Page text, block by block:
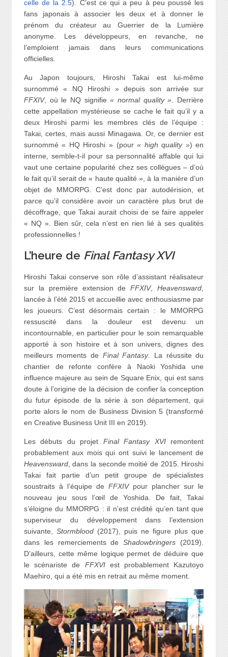
celle de la 2.5). C’est ce qui a peu à peu poussé les
fans japonais à associer les deux et à donner le
prénom du créateur au Guerrier de la Lumière
anonyme. Les développeurs, en revanche, ne
l’emploient jamais dans leurs communications
officielles.
Au Japon toujours, Hiroshi Takai est lui-même
surnommé « NQ Hiroshi » depuis son arrivée sur
FFXIV, où le NQ signifie« normal quality ». Derrière
cette appellation mystérieuse se cache le fait qu’il y a
deux Hiroshi parmi les membres clés de l’équipe :
Takai, certes, mais aussi Minagawa. Or, ce dernier est
surnommé « HQ Hiroshi » (pour« high quality ») en
interne, semble-t-il pour sa personnalité affable qui lui
vaut une certaine popularité chez ses collègues – d’où
le fait qu’il serait de « haute qualité », à la manière d’un
objet de MMORPG. C’est donc par autodérision, et
parce qu’il considère avoir un caractère plus brut de
décoffrage, que Takai aurait choisi de se faire appeler
« NQ ». Bien sûr, cela n’est en rien lié à ses qualités
professionnelles !
L’heure de Final Fantasy XVI
Hiroshi Takai conserve son rôle d’assistant réalisateur
sur la première extension deFFXIV,Heavensward,
lancée à l’été 2015 et accueillie avec enthousiasme par
les joueurs. C’est désormais certain : le MMORPG
ressuscité dans la douleur est devenu un
incontournable, en particulier pour le soin remarquable
apporté à son histoire et à son univers, dignes des
meilleurs moments de Final Fantasy. La réussite du
chantier de refonte confère à Naoki Yoshida une
influence majeure au sein de Square Enix, qui est sans
doute à l’origine de la décision de confier la conception
du futur épisode de la série à son département, qui
porte alors le nom de Business Division 5 (transformé
en Creative Business Unit III en 2019).
Les débuts du projet Final Fantasy XVIremontent
probablement aux mois qui ont suivi le lancement de
Heavensward, dans la seconde moitié de 2015. Hiroshi
Takai fait partie d’un petit groupe de spécialistes
soustraits à l’équipe de FFXIVpour plancher sur le
nouveau jeu sous l’œil de Yoshida. De fait, Takai
s’éloigne du MMORPG : il n’est crédité qu’en tant que
superviseur du développement dans l’extension
suivante, Stormblood(2017), puis ne figure plus que
dans les remerciements deShadowbringers (2019).
D’ailleurs, cette même logique permet de déduire que
le scénariste de FFXVIest probablement Kazutoyo
Maehiro, qui a été mis en retrait au même moment.